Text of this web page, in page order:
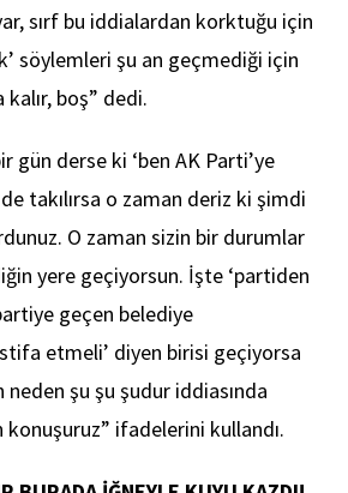
sırf bu iddialardan korktuğu için
söylemleri şu an geçmediği için
boş” dedi.
gün derse ki ‘ben AK Parti’ye
takılırsa o zaman deriz ki şimdi
O zaman sizin bir durumlar
yere geçiyorsun. İşte ‘partiden
geçen belediye
etmeli’ diyen birisi geçiyorsa
neden şu şu şudur iddiasında
konuşuruz” ifadelerini kullandı.